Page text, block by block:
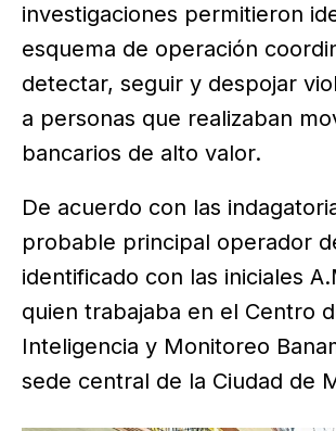
investigaciones permitieron
esquema de operación
detectar, seguir y despojar
a personas que realizaban
bancarios de alto valor.
De acuerdo con las
probable principal operador
identificado con las iniciales
quien trabajaba en el Centro
Inteligencia y Monitoreo
sede central de la Ciudad de